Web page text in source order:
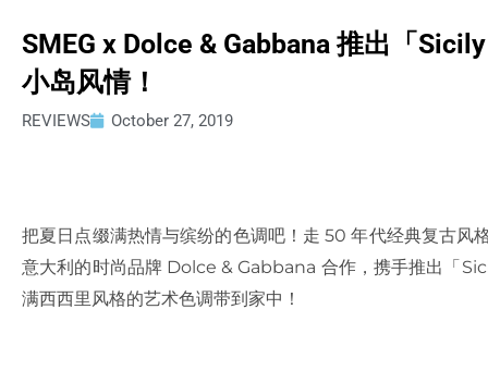
SMEG x Dolce & Gabbana 推出「
小岛风情！
REVIEWS October 27, 2019
把夏日点缀满热情与缤纷的色调吧！走 50 年代经典复古风
意大利的时尚品牌 Dolce & Gabbana 合作，携手推出「
满西西里风格的艺术色调带到家中！